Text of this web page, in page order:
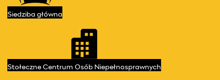
Siedziba główna
Stołeczne Centrum Osób Niepełnosprawnych